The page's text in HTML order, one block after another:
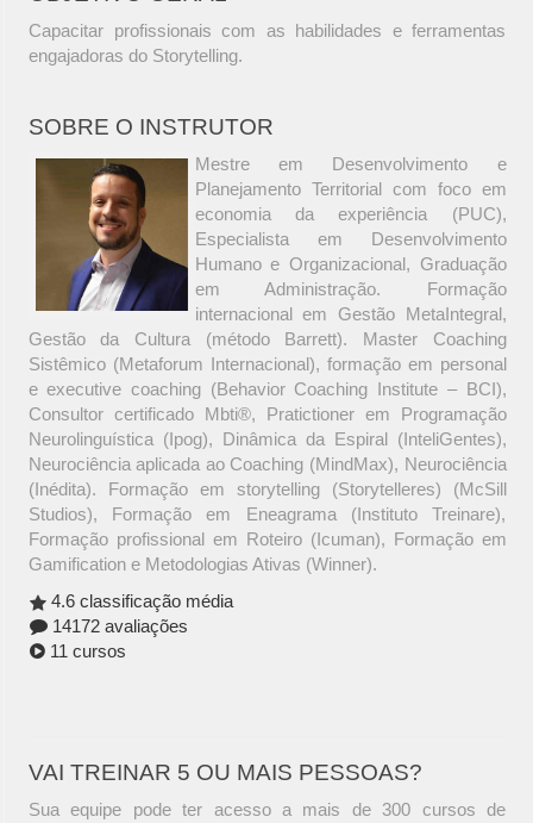
Capacitar profissionais com as habilidades e ferramentas
engajadoras do Storytelling.
SOBRE O INSTRUTOR
Mestre em Desenvolvimento e
Planejamento Territorial com foco em
economia da experiência (PUC),
Especialista em Desenvolvimento
Humano e Organizacional, Graduação
em Administração. Formação
internacional em Gestão MetaIntegral,
Gestão da Cultura (método Barrett). Master Coaching
Sistêmico (Metaforum Internacional), formação em personal
e executive coaching (Behavior Coaching Institute – BCI),
Consultor certificado Mbti®, Pratictioner em Programação
Neurolinguística (Ipog), Dinâmica da Espiral (InteliGentes),
Neurociência aplicada ao Coaching (MindMax), Neurociência
(Inédita). Formação em storytelling (Storytelleres) (McSill
Studios), Formação em Eneagrama (Instituto Treinare),
Formação profissional em Roteiro (Icuman), Formação em
Gamification e Metodologias Ativas (Winner).
4.6 classificação média
14172 avaliações
11 cursos
VAI TREINAR 5 OU MAIS PESSOAS?
Sua equipe pode ter acesso a mais de 300 cursos de